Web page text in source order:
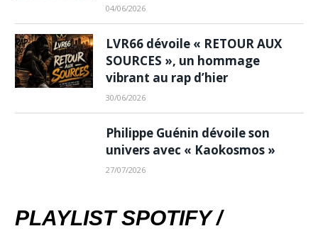
04/06/2026
LVR66 dévoile « RETOUR AUX
SOURCES », un hommage
vibrant au rap d’hier
30/06/2026
Philippe Guénin dévoile son
univers avec « Kaokosmos »
27/07/2026
PLAYLIST SPOTIFY /